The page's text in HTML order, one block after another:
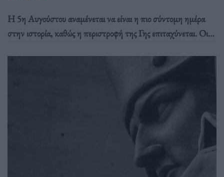
Η 5η Αυγούστου αναμένεται να είναι η πιο σύντομη ημέρα
στην ιστορία, καθώς η περιστροφή της Γης επιταχύνεται. Οι
από τον παγκόσμιο χρόνο, ένα "αρνητικό άλμα" που δεν έχει
επιχειρηθεί ποτέ και θα μπορούσε να προκαλέσει τεράστιες